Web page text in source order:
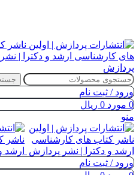
ورود / ثبت نام
0 مورد 0 ریال
منو
ورود / ثبت نام